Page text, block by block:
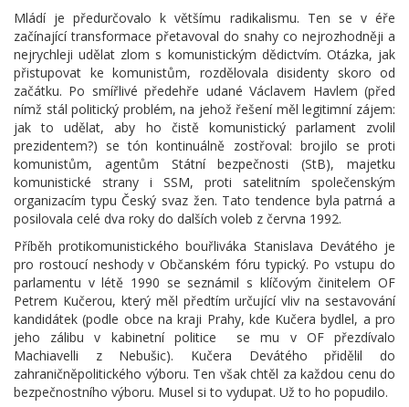
Mládí je předurčovalo k většímu radikalismu. Ten se v éře
začínající transformace přetavoval do snahy co nejrozhodněji a
nejrychleji udělat zlom s komunistickým dědictvím. Otázka, jak
přistupovat ke komunistům, rozdělovala disidenty skoro od
začátku. Po smířlivé předehře udané Václavem Havlem (před
nímž stál politický problém, na jehož řešení měl legitimní zájem:
jak to udělat, aby ho čistě komunistický parlament zvolil
prezidentem?) se tón kontinuálně zostřoval: brojilo se proti
komunistům, agentům Státní bezpečnosti (StB), majetku
komunistické strany i SSM, proti satelitním společenským
organizacím typu Český svaz žen. Tato tendence byla patrná a
posilovala celé dva roky do dalších voleb z června 1992.
Příběh protikomunistického bouřliváka Stanislava Devátého je
pro rostoucí neshody v Občanském fóru typický. Po vstupu do
parlamentu v létě 1990 se seznámil s klíčovým činitelem OF
Petrem Kučerou, který měl předtím určující vliv na sestavování
kandidátek (podle obce na kraji Prahy, kde Kučera bydlel, a pro
jeho zálibu v kabinetní politice se mu v OF přezdívalo
Machiavelli z Nebušic). Kučera Devátého přidělil do
zahraničněpolitického výboru. Ten však chtěl za každou cenu do
bezpečnostního výboru. Musel si to vydupat. Už to ho popudilo.